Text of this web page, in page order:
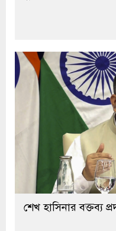
শেখ হাসিনার বক্তব্য